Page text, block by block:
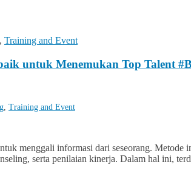
, Training and Event
untuk Menemukan Top Talent
, Training and Event
menggali informasi dari seseorang.
serta penilaian kinerja. Dalam hal ini,